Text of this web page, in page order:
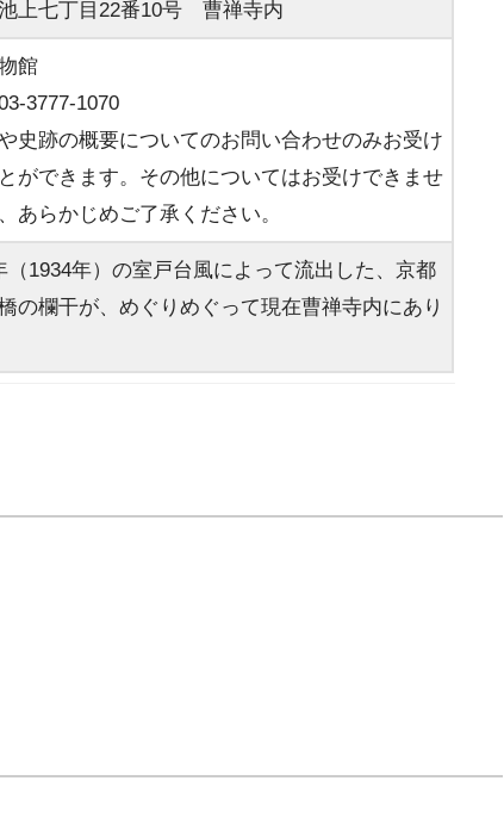
上七丁目22番10号 曹禅寺内
館
3777-1070
史跡の概要についてのお問い合わせのみお受け
ができます。その他についてはお受けできませ
あらかじめご了承ください。
（1934年）の室戸台風によって流出した、京都
の欄干が、めぐりめぐって現在曹禅寺内にあり